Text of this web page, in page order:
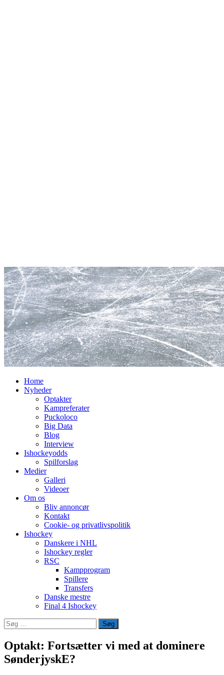
Home
Nyheder
Optakter
Kampreferater
Puckoloco
Big Data
Blog
Interview
Ishockeyodds
Spilforslag
Medier
Galleri
Videoer
Om os
Bliv annoncør
Kontakt
Cookie- og privatlivspolitik
Ishockey
Danskere i NHL
Ishockey regler
RSC
Kampprogram
Spillere
Transfers
Danske mestre
Final 4 Ishockey
Søg
efter:
Optakt: Fortsætter vi med at dominere
SønderjyskE?